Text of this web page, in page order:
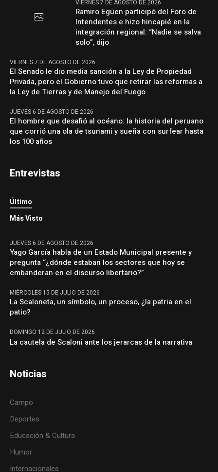
VIERNES 7 DE AGOSTO DE 2026
Ramiro Egüen participó del Foro de
Intendentes e hizo hincapié en la
integración regional: “Nadie se salva
solo”, dijo
VIERNES 7 DE AGOSTO DE 2026
El Senado le dio media sanción a la Ley de Propiedad
Privada, pero el Gobierno tuvo que retirar las reformas a
la Ley de Tierras y de Manejo del Fuego
JUEVES 6 DE AGOSTO DE 2026
El hombre que desafió al océano: la historia del peruano
que corrió una ola de tsunami y sueña con surfear hasta
los 100 años
Entrevistas
Último
Más Visto
JUEVES 6 DE AGOSTO DE 2026
Yago García habla de un Estado Municipal presente y
pregunta “¿dónde estaban los sectores que hoy se
embanderan en el discurso libertario?”
MIÉRCOLES 15 DE JULIO DE 2026
La Scaloneta, un símbolo, un proceso, ¿la patria en el
patio?
DOMINGO 12 DE JULIO DE 2026
La cautela de Scaloni ante los jerarcas de la narrativa
Noticias
Campo
Deportes
Educación & Cultura
Humor
Internacionales